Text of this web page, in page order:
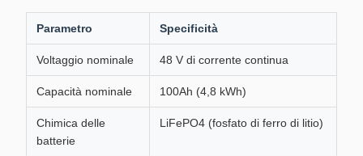
Parametro Specificità
Voltaggio nominale 48 V di corrente continua
Capacità nominale 100Ah (4,8 kWh)
Chimica delle
batterie
LiFePO4 (fosfato di ferro di litio)